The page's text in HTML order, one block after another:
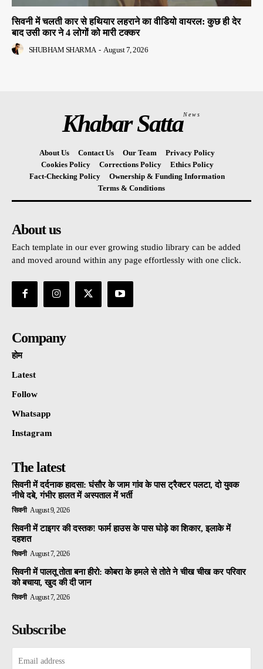
सिवनी में चलती कार से हथियार लहराने का वीडियो वायरल: कुछ ही देर
बाद उसी कार ने 4 लोगों को मारी टक्कर
SHUBHAM SHARMA - August 7, 2026
Khabar SattaNews
About Us Contact Us Our Team
Privacy Policy
Cookies Policy
Corrections Policy
Ethics Policy
Fact-Checking Policy
Ownership & Funding Information
Terms & Conditions
About us
Each template in our ever growing studio library can be added
and moved around within any page effortlessly with one click.
Company
होम
Latest
Follow
Whatsapp
Instagram
The latest
सिवनी में दर्दनाक हादसा: घंसौर के जाम गांव के पास ट्रैक्टर पलटा, दो युवक
नीचे दबे, गंभीर हालत में अस्पताल में भर्ती
सिवनी August 9, 2026
सिवनी में टाइगर की दस्तक! फार्म हाउस के पास घोड़े का शिकार, इलाके में
दहशत
सिवनी August 7, 2026
सिवनी में पालतू तोता बना हीरो: कोबरा के हमले से तोते ने चीख चीख कर परिवार
को बचाया, खुद की दी जान
सिवनी August 7, 2026
Subscribe